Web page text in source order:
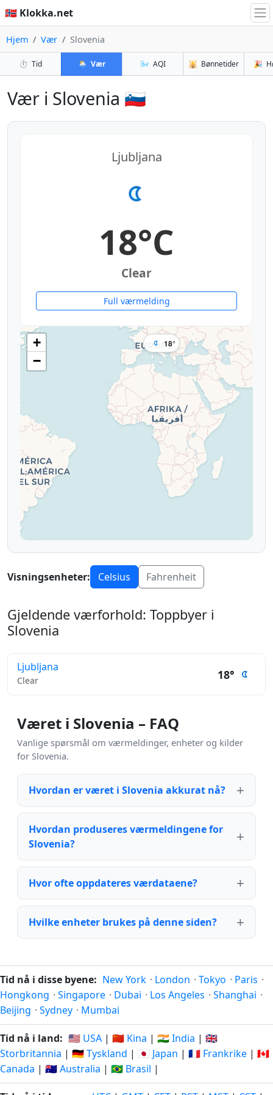
🇳🇴 Klokka.net
Hjem Vær Slovenia
⏱️ Tid 🌦️ Vær 🌬️ AQI 🕌 Bønnetider 🎉
Vær i Slovenia 🇸🇮
Ljubljana
18°C
Clear
Full værmelding
18°
+
−
Visningsenheter: Celsius Fahrenheit
Gjeldende værforhold: Toppbyer i
Slovenia
Ljubljana
Clear 18°
Været i Slovenia – FAQ
Vanlige spørsmål om værmeldinger, enheter og kilder
for Slovenia.
Hvordan er været i Slovenia akkurat nå?
Hvordan produseres værmeldingene for
Slovenia?
Hvor ofte oppdateres værdataene?
Hvilke enheter brukes på denne siden?
Tid nå i disse byene: New York · London · Tokyo · Paris ·
Hongkong · Singapore · Dubai · Los Angeles · Shanghai ·
Beijing · Sydney · Mumbai
Tid nå i land: 🇺🇸 USA | 🇨🇳 Kina | 🇮🇳 India | 🇬🇧
Storbritannia | 🇩🇪 Tyskland | 🇯🇵 Japan | 🇫🇷 Frankrike | 🇨🇦
Canada | 🇦🇺 Australia | 🇧🇷 Brasil |